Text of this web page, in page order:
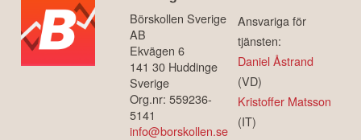
Börskollen Sverige
AB
Ekvägen 6
141 30 Huddinge
Sverige
Org.nr: 559236-
5141
info@borskollen.se
Ansvariga för
tjänsten:
Daniel Åstrand
(VD)
Kristoffer Matsson
(IT)